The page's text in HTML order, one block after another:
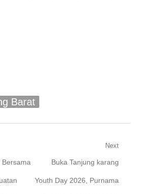
Barat
Bersama
Next
Next
post:
Buka Tanjung karang
Youth Day 2026, Purnama